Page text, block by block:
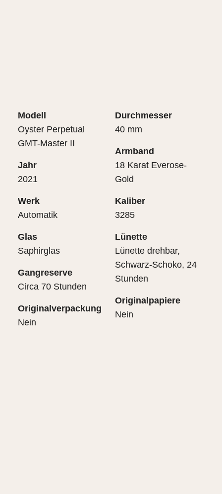
Modell
Oyster Perpetual
GMT-Master II
Jahr
2021
Werk
Automatik
Glas
Saphirglas
Gangreserve
Circa 70 Stunden
Originalverpackung
Nein
Durchmesser
40 mm
Armband
18 Karat Everose-
Gold
Kaliber
3285
Lünette
Lünette drehbar,
Schwarz-Schoko, 24
Stunden
Originalpapiere
Nein